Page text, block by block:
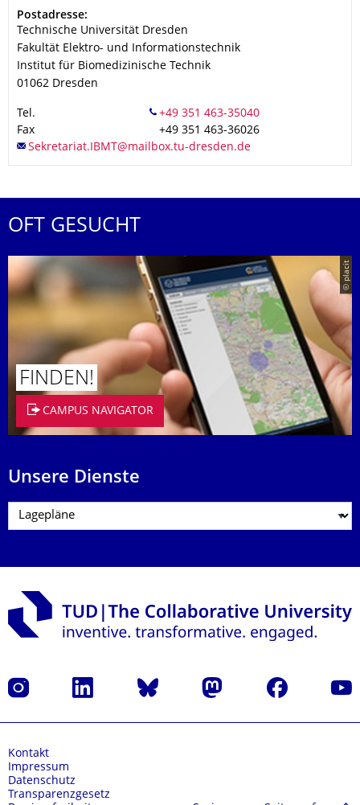
Adresse
Postadresse:
Technische Universität Dresden
Fakultät Elektro- und Informationstechnik
Institut für Biomedizinische Technik
01062 Dresden
Tel.
Fax
+49 351 463-36026
OFT GESUCHT
© placit
FINDEN!
CAMPUS NAVIGATOR
Unsere Dienste
Instagram LinkedIn Bluesky Mastodon Facebook
Kontakt
Impressum
Datenschutz
Transparenzgesetz